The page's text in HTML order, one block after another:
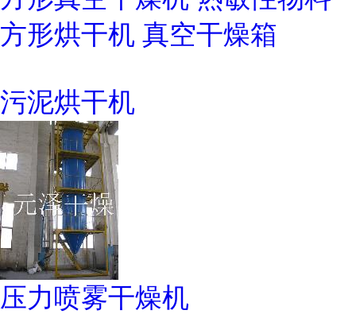
方形烘干机 真空干燥箱
污泥烘干机
压力喷雾干燥机